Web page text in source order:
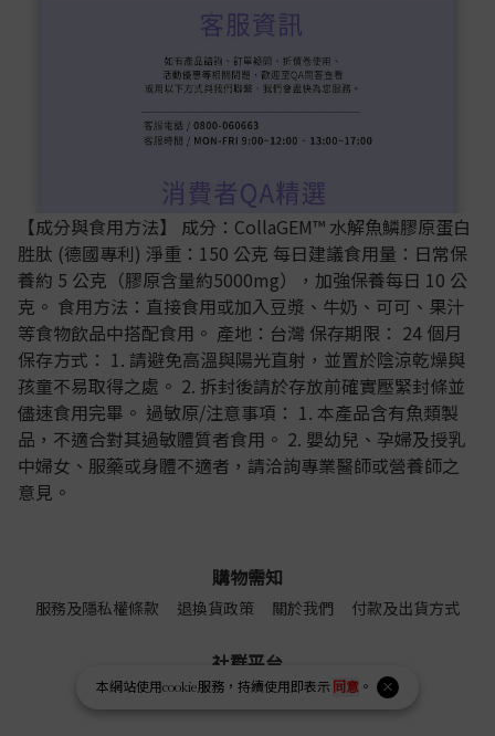
本網站使用cookie服務，持續使用即表示 同意 。
【成分與食用方法】 成分：CollaGEM™ 水解魚鱗膠原蛋白
胜肽 (德國專利) 淨重：150 公克 每日建議食用量：日常保
養約 5 公克（膠原含量約5000mg），加強保養每日 10 公
克。 食用方法：直接食用或加入豆漿、牛奶、可可、果汁
等食物飲品中搭配食用。 產地：台灣 保存期限： 24 個月
保存方式： 1. 請避免高溫與陽光直射，並置於陰涼乾燥與
孩童不易取得之處。 2. 拆封後請於存放前確實壓緊封條並
儘速食用完畢。 過敏原/注意事項： 1. 本產品含有魚類製
品，不適合對其過敏體質者食用。 2. 嬰幼兒、孕婦及授乳
中婦女、服藥或身體不適者，請洽詢專業醫師或營養師之
意見。
購物需知
服務及隱私權條款 退換貨政策 關於我們 付款及出貨方式
社群平台
Facebook Youtube